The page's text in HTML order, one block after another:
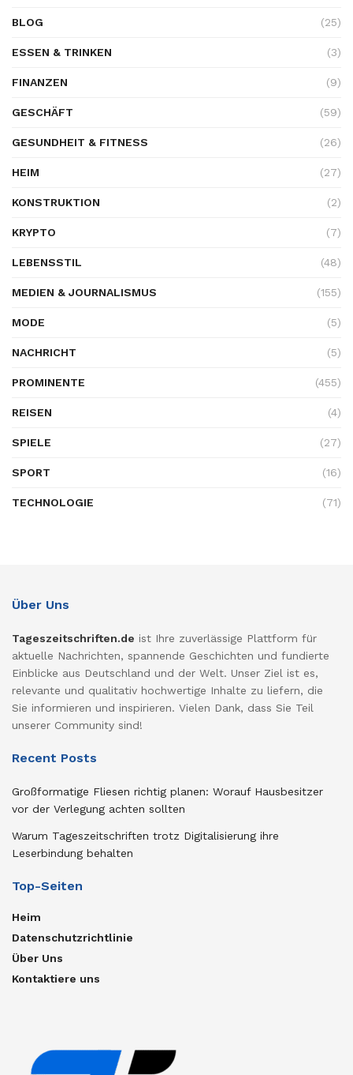
BLOG (25)
ESSEN & TRINKEN (3)
FINANZEN (9)
GESCHÄFT (59)
GESUNDHEIT & FITNESS (26)
HEIM (27)
KONSTRUKTION (2)
KRYPTO (7)
LEBENSSTIL (48)
MEDIEN & JOURNALISMUS (155)
MODE (5)
NACHRICHT (5)
PROMINENTE (455)
REISEN (4)
SPIELE (27)
SPORT (16)
TECHNOLOGIE (71)
Über Uns
Tageszeitschriften.de ist Ihre zuverlässige Plattform für
aktuelle Nachrichten, spannende Geschichten und fundierte
Einblicke aus Deutschland und der Welt. Unser Ziel ist es,
relevante und qualitativ hochwertige Inhalte zu liefern, die
Sie informieren und inspirieren. Vielen Dank, dass Sie Teil
unserer Community sind!
Recent Posts
Großformatige Fliesen richtig planen: Worauf Hausbesitzer
vor der Verlegung achten sollten
Warum Tageszeitschriften trotz Digitalisierung ihre
Leserbindung behalten
Top-Seiten
Heim
Datenschutzrichtlinie
Über Uns
Kontaktiere uns